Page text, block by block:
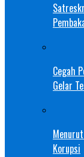
Cegah
Gelar
Korupsi